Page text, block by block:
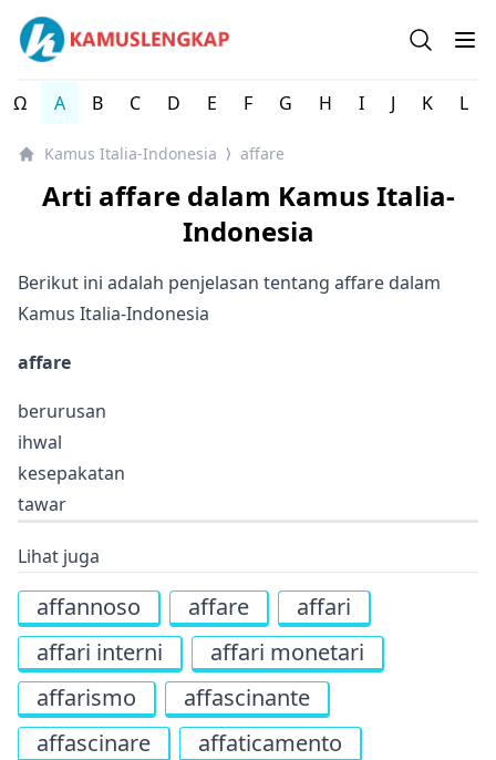
Kamus Lengkap Italia-Indonesia - Kamus Bahasa Italia
Open
Ω A B C D E F G H I J K L
Kamus Italia-Indonesia ⟩ affare
Arti affare dalam Kamus Italia-
Indonesia
Berikut ini adalah penjelasan tentang affare dalam
Kamus Italia-Indonesia
affare
berurusan
ihwal
kesepakatan
tawar
Lihat juga
affannoso affare
affari
affari interni
affari monetari
affarismo
affascinante
affascinare
affaticamento